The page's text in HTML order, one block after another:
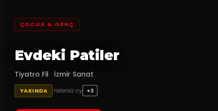
ÇOCUK & GENÇ
Evdeki Patiler
Tiyatro Fil · İzmir Sanat
YAKINDA Yetersiz oy +3